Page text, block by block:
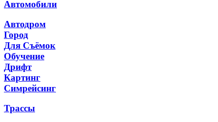
Автомобили
Автодром
Город
Для Съёмок
Обучение
Дрифт
Картинг
Симрейсинг
Трассы